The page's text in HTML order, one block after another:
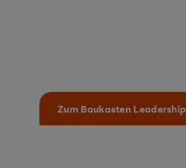
Zum Baukasten Leadership